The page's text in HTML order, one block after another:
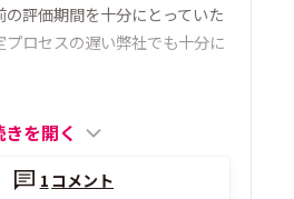
の評価期間を十分にとっていた
プロセスの遅い弊社でも十分に
きを開く
1 コメント